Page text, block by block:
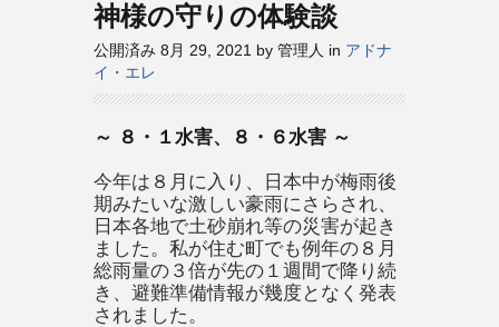
神様の守りの体験談
公開済み 8月 29, 2021 by 管理人 in アドナ
イ・エレ
～ ８・１水害、８・６水害 ～
今年は８月に入り、日本中が梅雨後
期みたいな激しい豪雨にさらされ、
日本各地で土砂崩れ等の災害が起き
ました。私が住む町でも例年の８月
総雨量の３倍が先の１週間で降り続
き、避難準備情報が幾度となく発表
されました。